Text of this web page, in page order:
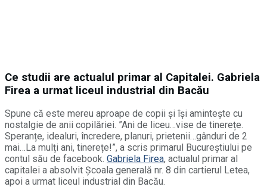
Ce studii are actualul primar al Capitalei. Gabriela
Firea a urmat liceul industrial din Bacău
Spune că este mereu aproape de copii și își amintește cu
nostalgie de anii copilăriei. ”Ani de liceu…vise de tinerețe.
Speranțe, idealuri, încredere, planuri, prietenii…gânduri de 2
mai…La mulți ani, tinerețe!”, a scris primarul Bucureștiului pe
contul său de facebook. Gabriela Firea, actualul primar al
capitalei a absolvit Școala generală nr. 8 din cartierul Letea,
apoi a urmat liceul industrial din Bacău.